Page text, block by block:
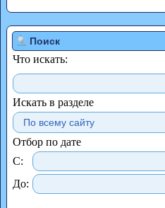
Поиск
Что искать:
Искать в разделе
Отбор по дате
С:
До: